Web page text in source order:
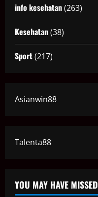
info kesehatan(263)
Kesehatan(38)
Sport(217)
Asianwin88
Talenta88
YOU MAY HAVE MISSED